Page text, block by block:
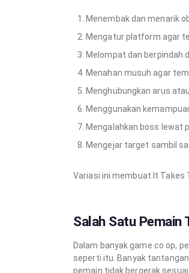
Menembak dan menarik
Mengatur platform agar
Melompat dan berpindah
Menahan musuh agar
Menghubungkan arus
Menggunakan
Mengalahkan boss lewat
Mengejar target sambil
Variasi ini membuat It Takes
Salah Satu Pemain
Dalam banyak game co op,
seperti itu. Banyak
pemain tidak bergerak